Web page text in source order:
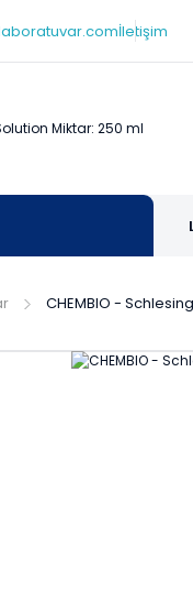
İletişim
CHEMBIO -